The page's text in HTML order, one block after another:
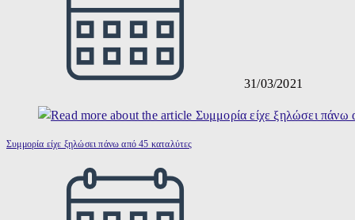
31/03/2021
Συμμορία είχε ξηλώσει πάνω από 45 καταλύτες